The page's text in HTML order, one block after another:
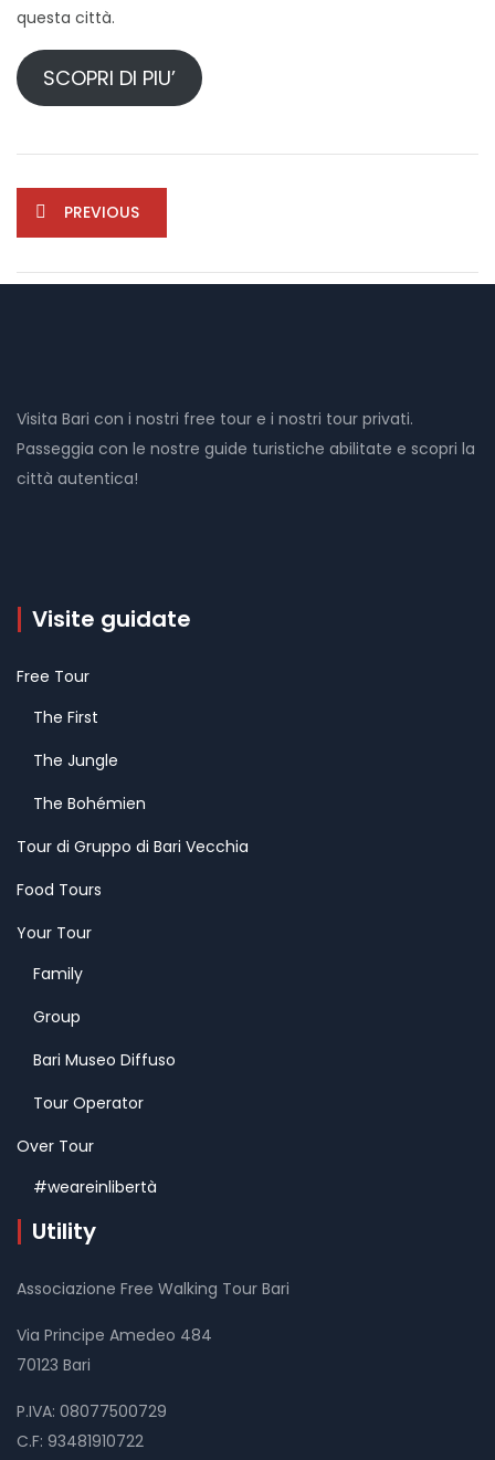
questa città.
SCOPRI DI PIU’
PREVIOUS
Visita Bari con i nostri free tour e i nostri tour privati.
Passeggia con le nostre guide turistiche abilitate e scopri la
città autentica!
Visite guidate
Free Tour
The First
The Jungle
The Bohémien
Tour di Gruppo di Bari Vecchia
Food Tours
Your Tour
Family
Group
Bari Museo Diffuso
Tour Operator
Over Tour
#weareinlibertà
Utility
Associazione Free Walking Tour Bari
Via Principe Amedeo 484
70123 Bari
P.IVA: 08077500729
C.F: 93481910722